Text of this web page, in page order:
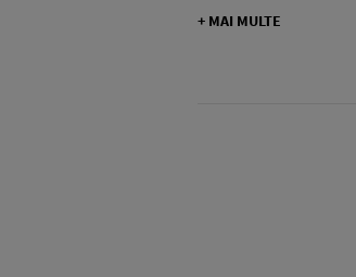
+ MAI MULTE